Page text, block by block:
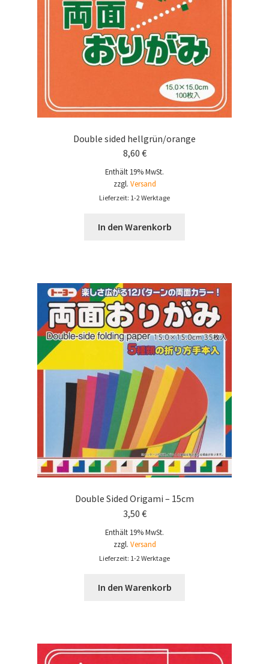
Double sided hellgrün/orange
8,60 €
Enthält 19% MwSt.
zzgl. Versand
Lieferzeit: 1-2 Werktage
In den Warenkorb
Double Sided Origami – 15cm
3,50 €
Enthält 19% MwSt.
zzgl. Versand
Lieferzeit: 1-2 Werktage
In den Warenkorb